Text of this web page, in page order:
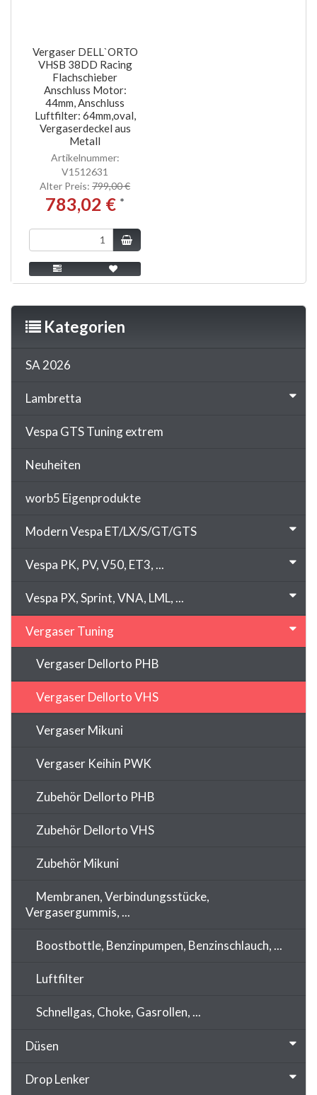
Vergaser DELL`ORTO
VHSB 38DD Racing
Flachschieber
Anschluss Motor:
44mm, Anschluss
Luftfilter: 64mm,oval,
Vergaserdeckel aus
Metall
Artikelnummer:
V1512631
Alter Preis: 799,00 €
783,02 € *
Kategorien
SA 2026
Lambretta
Vespa GTS Tuning extrem
Neuheiten
worb5 Eigenprodukte
Modern Vespa ET/LX/S/GT/GTS
Vespa PK, PV, V50, ET3, ...
Vespa PX, Sprint, VNA, LML, ...
Vergaser Tuning
Vergaser Dellorto PHB
Vergaser Dellorto VHS
Vergaser Mikuni
Vergaser Keihin PWK
Zubehör Dellorto PHB
Zubehör Dellorto VHS
Zubehör Mikuni
Membranen, Verbindungsstücke,
Vergasergummis, ...
Boostbottle, Benzinpumpen, Benzinschlauch, ...
Luftfilter
Schnellgas, Choke, Gasrollen, ...
Düsen
Drop Lenker